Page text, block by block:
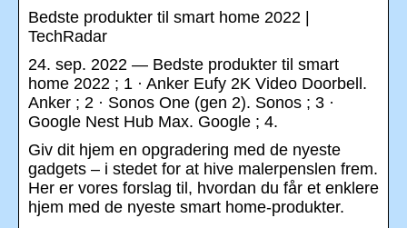
Bedste produkter til smart home 2022 |
TechRadar
24. sep. 2022 — Bedste produkter til smart
home 2022 ; 1 · Anker Eufy 2K Video Doorbell.
Anker ; 2 · Sonos One (gen 2). Sonos ; 3 ·
Google Nest Hub Max. Google ; 4.
Giv dit hjem en opgradering med de nyeste
gadgets – i stedet for at hive malerpenslen frem.
Her er vores forslag til, hvordan du får et enklere
hjem med de nyeste smart home-produkter.